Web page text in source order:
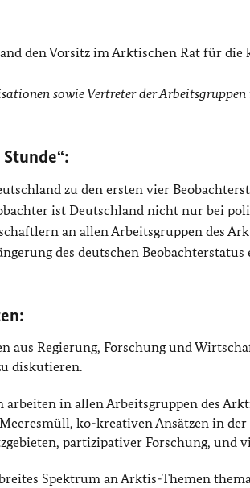
den Vorsitz im Arktischen Rat für die
sowie Vertreter der
zu den ersten vier
ist Deutschland nicht nur bei
an allen Arbeitsgruppen des
des deutschen Beobachterstatus
aus Regierung, Forschung und
diskutieren.
in allen Arbeitsgruppen des
ko-kreativen Ansätzen in
partizipativer Forschung, und
Spektrum an Arktis-Themen